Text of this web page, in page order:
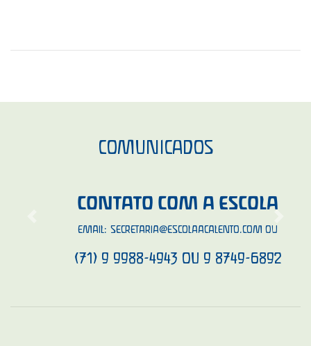
COMUNICADOS
CONTATO COM A ESCOLA
EMAIL:SECRETARIA@ESCOLAACALENTO.COM OU
(71) 9 9988-4943 OU 9 8749-6892